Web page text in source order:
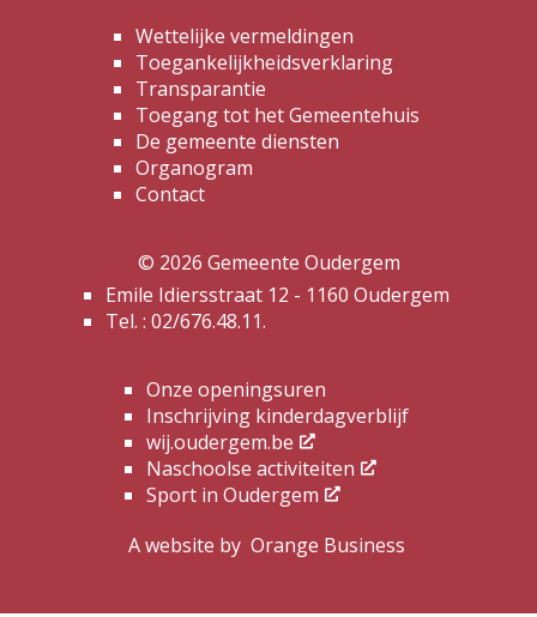
Wettelijke vermeldingen
Toegankelijkheidsverklaring
Transparantie
Toegang tot het Gemeentehuis
De gemeente diensten
Organogram
Contact
© 2026 Gemeente Oudergem
Emile Idiersstraat 12 - 1160 Oudergem
Tel. : 02/676.48.11.
Onze openingsuren
Inschrijving kinderdagverblijf
wij.oudergem.be
Naschoolse activiteiten
Sport in Oudergem
A website by Orange Business